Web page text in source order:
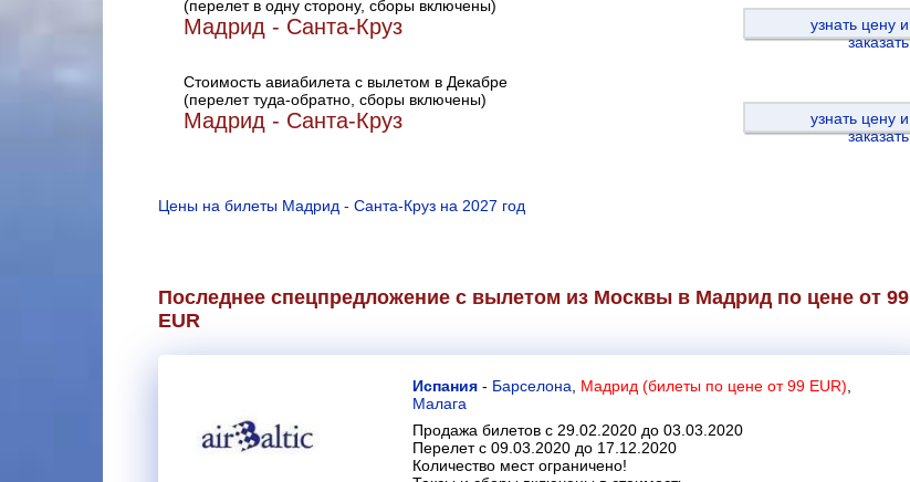
(перелет в одну сторону, сборы включены)
Мадрид - Санта-Круз
узнать цену и
заказать
Стоимость авиабилета с вылетом в Декабре
(перелет туда-обратно, сборы включены)
Мадрид - Санта-Круз
узнать цену и
заказать
Цены на билеты Мадрид - Санта-Круз на 2027 год
Последнее спецпредложение с вылетом из Москвы в Мадрид по цене от 99
EUR
Испания - Барселона Мадрид (билеты по цене от 99 EUR)
Малага
Продажа билетов с 29.02.2020 до 03.03.2020
Перелет с 09.03.2020 до 17.12.2020
Количество мест ограничено!